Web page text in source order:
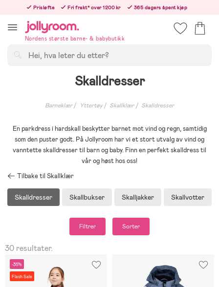
innehållet
Prisløfte Fri frakt* over 1200 kr
365 dagers åpent kjøp
Nordens største barne- & babybutikk
Skalldresser
Barneklær Yttertøy Skallklær Skalldresser
En parkdress i hardskall beskytter barnet mot vind og regn, samtidig
som den puster godt. På Jollyroom har vi et stort utvalg av vind og
vanntette skalldresser til barn og baby. Finn en perfekt skalldress til
vår og høst hos oss!
Tilbake til Skallklær
Skalldresser Skallbukser Skalljakker Skallvotter
Filtrer Sorter
30 resultater.
-35%
Flash Sale